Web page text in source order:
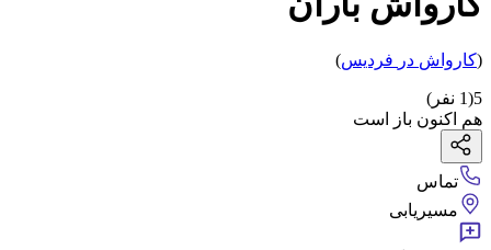
(کارواش در فردیس)
5
(
1 نفر)
هم اکنون باز است
تماس
مسیریابی